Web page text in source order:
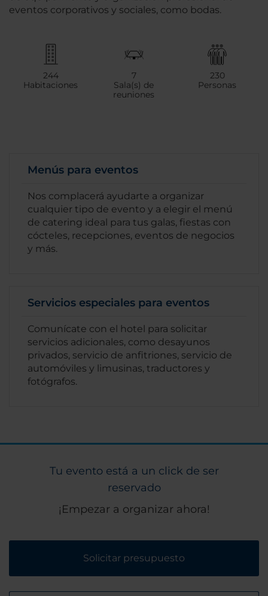
eventos corporativos y sociales, como bodas.
244
Habitaciones
7
Sala(s) de
reuniones
230
Personas
Menús para eventos
Nos complacerá ayudarte a organizar
cualquier tipo de evento y a elegir el menú
de catering ideal para tus galas, fiestas con
cócteles, recepciones, eventos de negocios
y más.
Servicios especiales para eventos
Comunícate con el hotel para solicitar
servicios adicionales, como desayunos
privados, servicio de anfitriones, servicio de
automóviles y limusinas, traductores y
fotógrafos.
Tu evento está a un click de ser
reservado
¡Empezar a organizar ahora!
Solicitar presupuesto